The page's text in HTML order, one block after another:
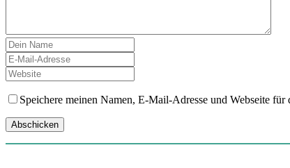
Speichere meinen Namen, E-Mail-Adresse und Webseite